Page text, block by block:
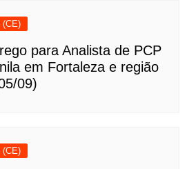
(CE)
para Analista de PCP
em Fortaleza e região
09)
(CE)